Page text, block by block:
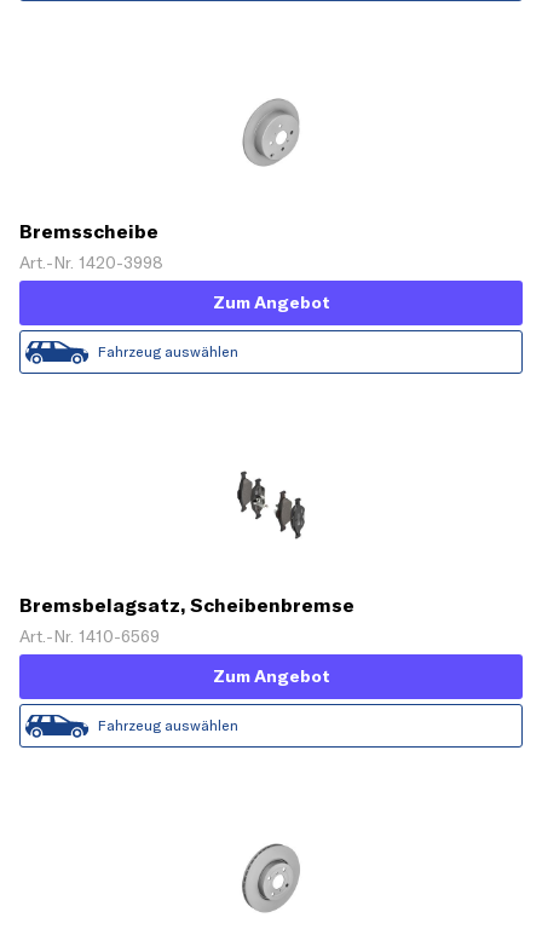
Bremsscheibe
Art.-Nr. 1420-3998
Zum Angebot
Fahrzeug auswählen
Bremsbelagsatz, Scheibenbremse
Art.-Nr. 1410-6569
Zum Angebot
Fahrzeug auswählen